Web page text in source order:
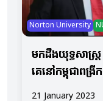
Norton University
មកដឹងយុទ្ធសាស្
គេនៅកម្ពុជាពង្រីក
21 January 2023